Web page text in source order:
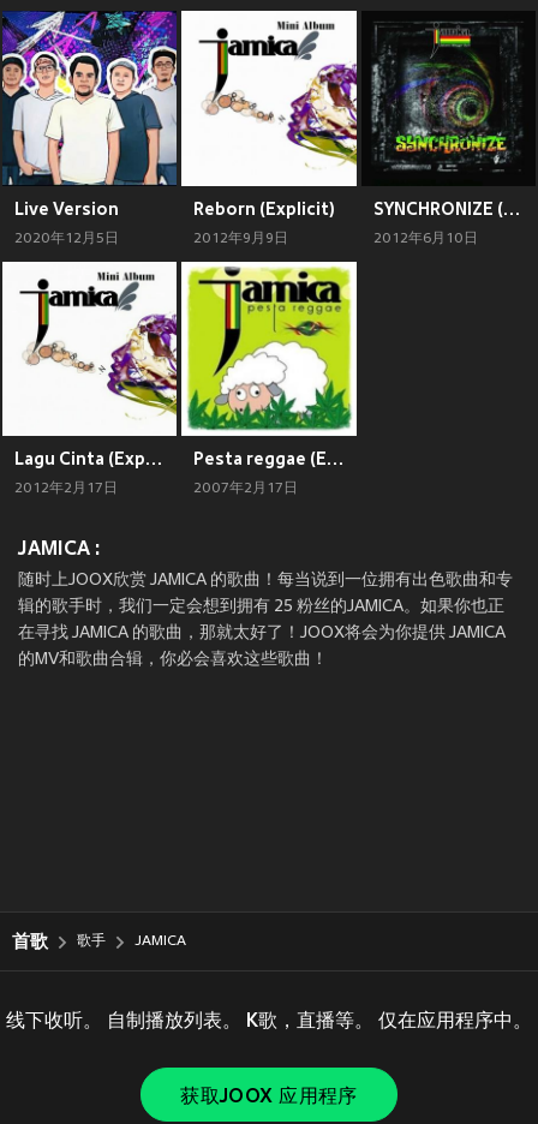
Live Version
2020年12月5日
Reborn (Explicit)
2012年9月9日
SYNCHRONIZE (Explicit)
2012年6月10日
Lagu Cinta (Explicit)
2012年2月17日
Pesta reggae (Explicit)
2007年2月17日
JAMICA :
随时上JOOX欣赏 JAMICA 的歌曲！每当说到一位拥有出色歌曲和专
辑的歌手时，我们一定会想到拥有 25 粉丝的JAMICA。如果你也正
在寻找 JAMICA 的歌曲，那就太好了！JOOX将会为你提供 JAMICA
的MV和歌曲合辑，你必会喜欢这些歌曲！
首歌 歌手 JAMICA
线下收听。 自制播放列表。 K歌，直播等。 仅在应用程序中。
获取JOOX 应用程序